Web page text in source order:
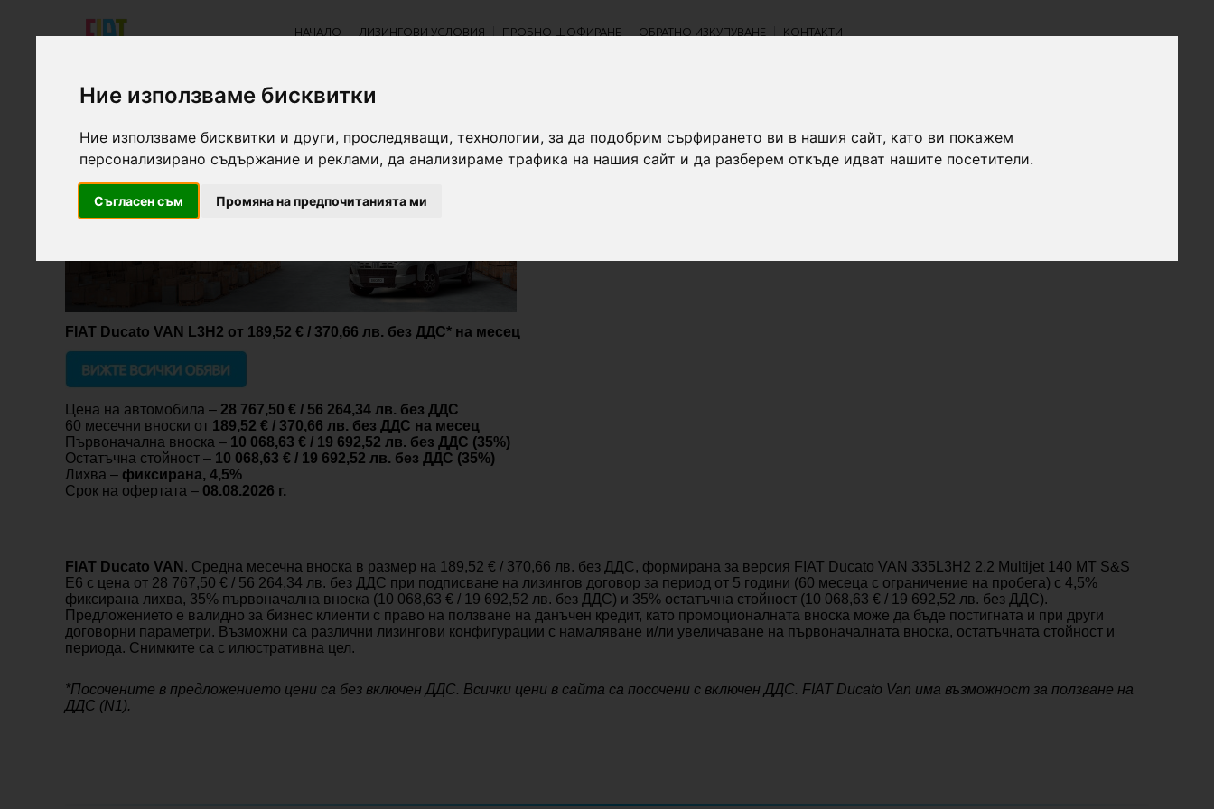
Ние използваме бисквитки
Ние използваме бисквитки и други, проследяващи, технологии, за да подобрим сърфирането ви в нашия сайт, като ви покажем
персонализирано съдържание и реклами, да анализираме трафика на нашия сайт и да разберем откъде идват нашите посетители.
Съгласен съм Промяна на предпочитанията ми
НАЧАЛО ЛИЗИНГОВИ УСЛОВИЯ ПРОБНО ШОФИРАНЕ ОБРАТНО ИЗКУПУВАНЕ КОНТАКТИ
FIAT DUCATO
FIAT Ducato VAN L3H2 от 189,52 € / 370,66 лв. без ДДС* на месец
Цена на автомобила – 28 767,50 € / 56 264,34 лв. без ДДС
60 месечни вноски от 189,52 € / 370,66 лв. без ДДС на месец
Първоначална вноска – 10 068,63 € / 19 692,52 лв. без ДДС (35%)
Остатъчна стойност – 10 068,63 € / 19 692,52 лв. без ДДС (35%)
Лихва – фиксирана, 4,5%
Срок на офертата – 08.08.2026 г.
FIAT Ducato VAN . Средна месечна вноска в размер на 189,52 € / 370,66 лв. без ДДС, формирана за версия FIAT Ducato VAN 335L3H2 2.2 Multijet 140 MT S&S
E6 с цена от 28 767,50 € / 56 264,34 лв. без ДДС при подписване на лизингов договор за период от 5 години (60 месеца с ограничение на пробега) с 4,5%
фиксирана лихва, 35% първоначална вноска (10 068,63 € / 19 692,52 лв. без ДДС) и 35% остатъчна стойност (10 068,63 € / 19 692,52 лв. без ДДС).
Предложението е валидно за бизнес клиенти с право на ползване на данъчен кредит, като промоционалната вноска може да бъде постигната и при други
договорни параметри. Възможни са различни лизингови конфигурации с намаляване и/ли увеличаване на първоначалната вноска, остатъчната стойност и
периода. Снимките са с илюстративна цел.
*Посочените в предложението цени са без включен ДДС. Всички цени в сайта са посочени с включен ДДС. FIAT Ducato Van има възможност за ползване на
ДДС (N1).